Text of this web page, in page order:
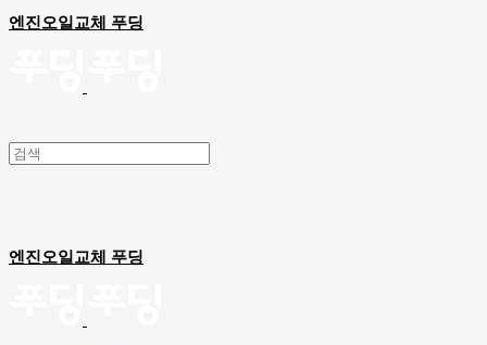
엔진오일교체 푸딩
엔진오일교체 푸딩